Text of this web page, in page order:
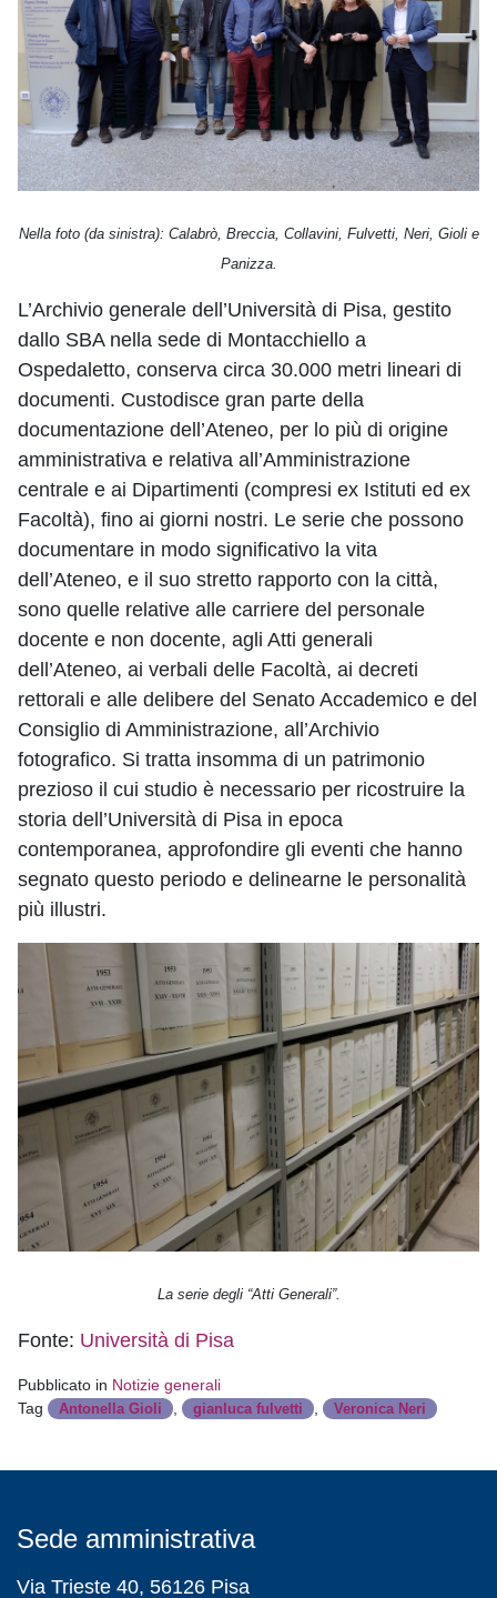
Nella foto (da sinistra): Calabrò, Breccia, Collavini, Fulvetti, Neri, Gioli e
Panizza.
L’Archivio generale dell’Università di Pisa, gestito
dallo SBA nella sede di Montacchiello a
Ospedaletto, conserva circa 30.000 metri lineari di
documenti. Custodisce gran parte della
documentazione dell’Ateneo, per lo più di origine
amministrativa e relativa all’Amministrazione
centrale e ai Dipartimenti (compresi ex Istituti ed ex
Facoltà), fino ai giorni nostri. Le serie che possono
documentare in modo significativo la vita
dell’Ateneo, e il suo stretto rapporto con la città,
sono quelle relative alle carriere del personale
docente e non docente, agli Atti generali
dell’Ateneo, ai verbali delle Facoltà, ai decreti
rettorali e alle delibere del Senato Accademico e del
Consiglio di Amministrazione, all’Archivio
fotografico. Si tratta insomma di un patrimonio
prezioso il cui studio è necessario per ricostruire la
storia dell’Università di Pisa in epoca
contemporanea, approfondire gli eventi che hanno
segnato questo periodo e delinearne le personalità
più illustri.
La serie degli “Atti Generali”.
Fonte: Università di Pisa
Pubblicato in Notizie generali
Tag
Antonella Gioli gianluca fulvetti Veronica Neri
Sede amministrativa
Via Trieste 40, 56126 Pisa